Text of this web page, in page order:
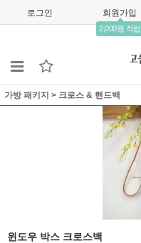
로그인 회원가입
2,000원 적립
가방 패키지 > 크로스 & 핸드백
윈도우 박스 크로스백